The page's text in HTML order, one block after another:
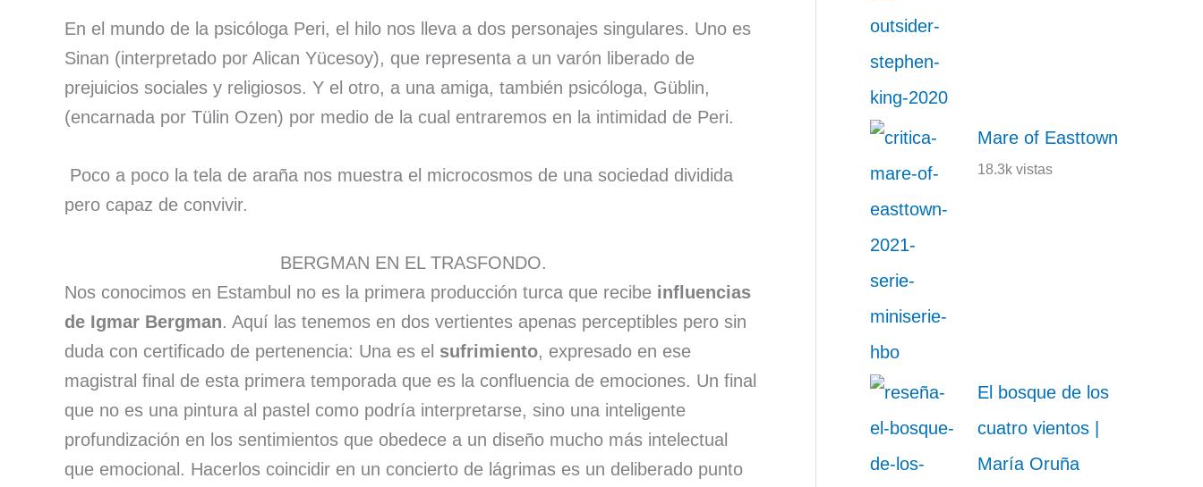
En el mundo de la psicóloga Peri, el hilo nos lleva a dos personajes singulares. Uno es
Sinan (interpretado por Alican Yücesoy), que representa a un varón liberado de
prejuicios sociales y religiosos. Y el otro, a una amiga, también psicóloga, Güblin,
(encarnada por Tülin Ozen) por medio de la cual entraremos en la intimidad de Peri.
Poco a poco la tela de araña nos muestra el microcosmos de una sociedad dividida
pero capaz de convivir.
BERGMAN EN EL TRASFONDO.
Nos conocimos en Estambul no es la primera producción turca que recibe influencias
de Igmar Bergman. Aquí las tenemos en dos vertientes apenas perceptibles pero sin
duda con certificado de pertenencia: Una es el sufrimiento, expresado en ese
magistral final de esta primera temporada que es la confluencia de emociones. Un final
que no es una pintura al pastel como podría interpretarse, sino una inteligente
profundización en los sentimientos que obedece a un diseño mucho más intelectual
que emocional. Hacerlos coincidir en un concierto de lágrimas es un deliberado punto
Mare of Easttown
18.3k vistas
El bosque de los
cuatro vientos |
María Oruña